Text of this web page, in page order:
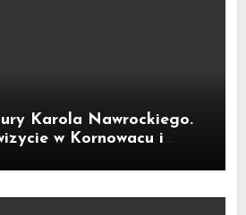
Karola Nawrockiego.
w Kornowacu i